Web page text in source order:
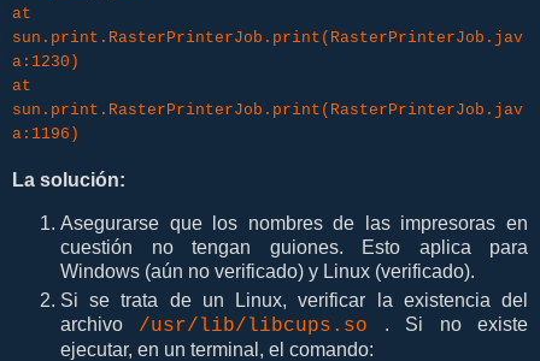
at
sun.print.RasterPrinterJob.print(RasterPrinterJob.jav
a:1230)
at
sun.print.RasterPrinterJob.print(RasterPrinterJob.jav
a:1196)
La solución:
Asegurarse que los nombres de las impresoras en
cuestión no tengan guiones. Esto aplica para
Windows (aún no verificado) y Linux (verificado).
Si se trata de un Linux, verificar la existencia del
archivo /usr/lib/libcups.so . Si no existe
ejecutar, en un terminal, el comando: